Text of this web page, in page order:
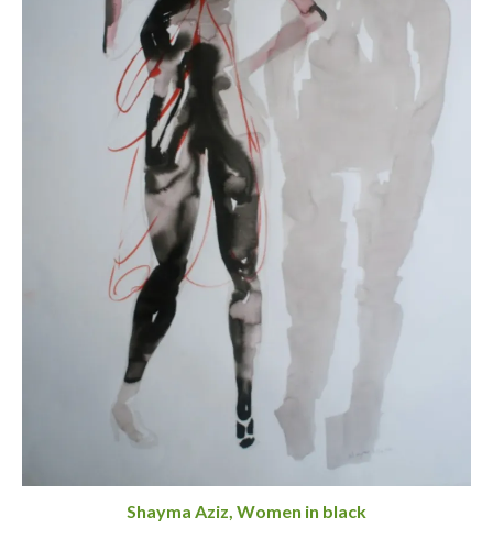
Shayma Aziz, Women in black